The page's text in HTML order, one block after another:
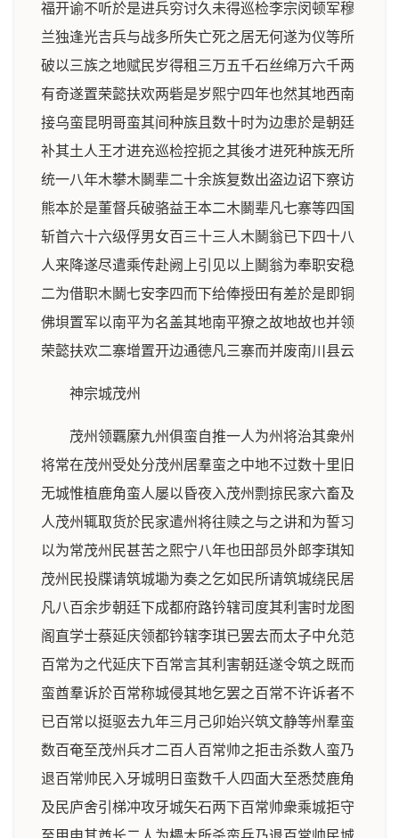
福开谕不听於是进兵穷讨久未得巡检李宗闵顿军穆
兰独逢光吉兵与战多所失亡死之居无何遂为仪等所
破以三族之地赋民岁得租三万五千石丝绵万六千两
有奇遂置荣懿扶欢两砦是岁熙宁四年也然其地西南
接乌蛮昆明哥蛮其间种族且数十时为边患於是朝廷
补其土人王才进充巡检控扼之其後才进死种族无所
统一八年木攀木鬬辈二十余族复数出盗边诏下察访
熊本於是董督兵破骆益王本二木鬬辈凡七寨等四国
斩首六十六级俘男女百三十三人木鬬翁已下四十八
人来降遂尽遣乘传赴阙上引见以上鬬翁为奉职安稳
二为借职木鬬七安李四而下给俸授田有差於是即铜
佛垻置军以南平为名盖其地南平獠之故地故也并领
荣懿扶欢二寨增置开边通德凡三寨而并废南川县云
神宗城茂州
茂州领覊縻九州俱蛮自推一人为州将治其衆州
将常在茂州受处分茂州居羣蛮之中地不过数十里旧
无城惟植鹿角蛮人屡以昏夜入茂州剽掠民家六畜及
人茂州辄取货於民家遣州将往赎之与之讲和为誓习
以为常茂州民甚苦之熙宁八年也田部员外郎李琪知
茂州民投牒请筑城墈为奏之乞如民所请筑城绕民居
凡八百余步朝廷下成都府路钤辖司度其利害时龙图
阁直学士蔡延庆领都钤辖李琪已罢去而太子中允范
百常为之代延庆下百常言其利害朝廷遂令筑之既而
蛮酋羣诉於百常称城侵其地乞罢之百常不许诉者不
已百常以挺驱去九年三月己卯始兴筑文静等州羣蛮
数百奄至茂州兵才二百人百常帅之拒击杀数人蛮乃
退百常帅民入牙城明日蛮数千人四面大至悉焚鹿角
及民庐舍引梯冲攻牙城矢石两下百常帅衆乘城拒守